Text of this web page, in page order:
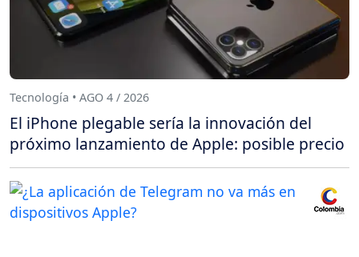
Tecnología • AGO 4 / 2026
El iPhone plegable sería la innovación del
próximo lanzamiento de Apple: posible precio